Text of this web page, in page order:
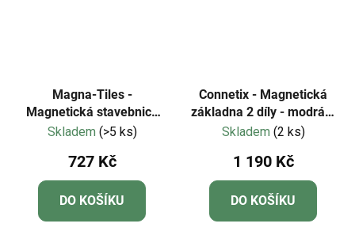
Magna-Tiles -
Magnetická stavebnice
Stardust 15 dílů
Skladem (>5 ks)
727 Kč
DO KOŠÍKU
Connetix - Magnetická
základna 2 díly - modrá a
zelená
Skladem (2 ks)
1 190 Kč
DO KOŠÍKU